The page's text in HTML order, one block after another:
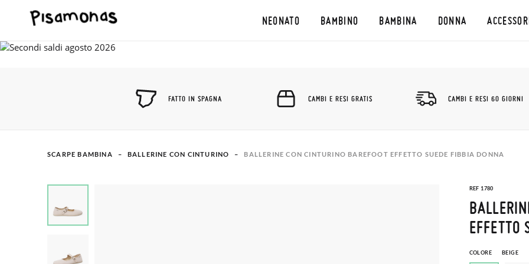
NEONATO BAMBINO BAMBINA DONNA
FATTO IN SPAGNA CAMBI E RESI GRATIS CAMBI E RESI 60 GIORNI
SCARPE BAMBINA BALLERINE CON CINTURINO BALLERINE CON CINTURINO BAREFOOT EFFETTO SUEDE FIBBIA DONNA
REF 1780
EFFETTO
COLORE BEIGE